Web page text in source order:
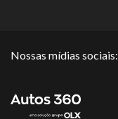
Nossas mídias sociais: